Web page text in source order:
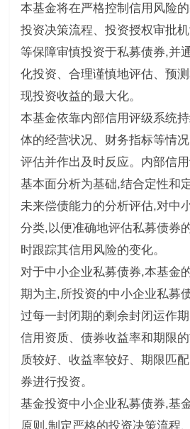
本基金将在严格控制信用风险
投资决策流程、投资授权审批
等保障审慎投资于私募债券,并
化投资、合理谨慎地评估、预
现投资收益的最大化。
本基金依靠内部信用评级系统
体的经营状况、财务指标等情
评估并作出及时反应。内部信
基本面分析为基础,结合定性和
未来偿债能力的分析评估,对中
分类,以便准确地评估私募债券
时跟踪其信用风险的变化。
对于中小企业私募债券,本基金
期为主,所投资的中小企业私募
过每一封闭期的剩余封闭运作
信用资质、债券收益率和期限
质较好、收益率较好、期限匹
券进行投资。
基金投资中小企业私募债券,基
原则,制定严格的投资决策流程